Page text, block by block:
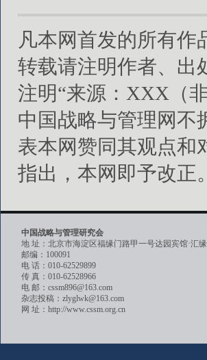
凡本网首发的所有
转载请注明作者、出
注明“来源：XXX（
中国战略与管理网不
表本网赞同其观点和
指出，本网即予改正。
中国战略与管理研究会
地 址：北京市海淀区福缘门路甲一号达园宾馆·汇
邮编：100091
电 话：010-62529899
传 真：010-62528966
电 邮：cssm896@163.com
杂志投稿：zlyglwk@163.com
网 址：http://www.cssm.org.cn